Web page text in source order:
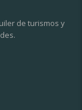
de turismos y